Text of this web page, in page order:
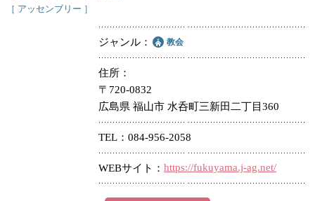
［ アッセンブリー ］
ジャンル 教会
住所
〒720-0832
広島県 福山市 水呑町三新田二丁目360
TEL 084-956-2058
WEBサイト https://fukuyama.j-ag.net/